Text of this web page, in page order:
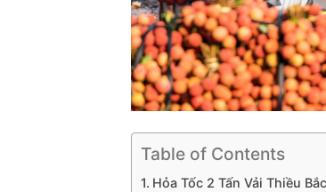
Table of Contents
Hỏa Tốc 2 Tấn Vải Thiều